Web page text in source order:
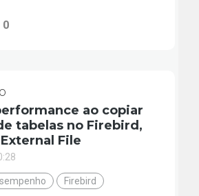
0
ao copiar
tabelas no Firebird,
File
Firebird